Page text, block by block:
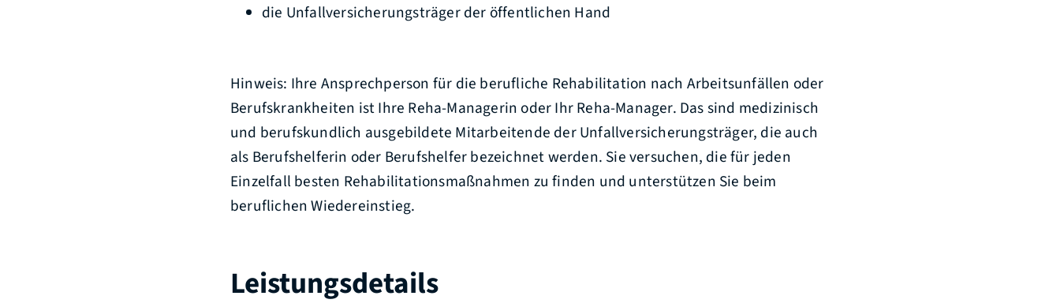
die Unfallversicherungsträger der öffentlichen Hand
Hinweis: Ihre Ansprechperson für die berufliche Rehabilitation nach Arbeitsunfällen oder
Berufskrankheiten ist Ihre Reha-Managerin oder Ihr Reha-Manager. Das sind medizinisch
und berufskundlich ausgebildete Mitarbeitende der Unfallversicherungsträger, die auch
als Berufshelferin oder Berufshelfer bezeichnet werden. Sie versuchen, die für jeden
Einzelfall besten Rehabilitationsmaßnahmen zu finden und unterstützen Sie beim
beruflichen Wiedereinstieg.
Leistungsdetails